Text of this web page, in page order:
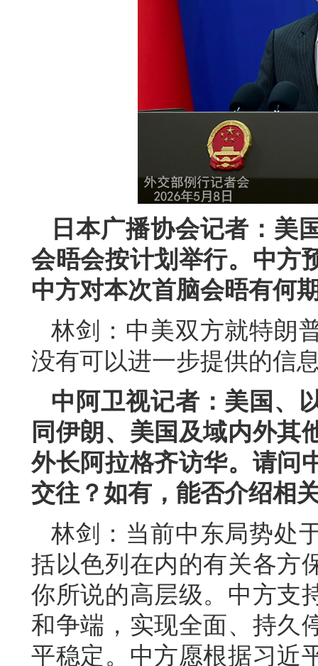
日本广播协会记者：美
会晤会按计划举行。中方
中方对本次首脑会晤有何
林剑：中美双方就特朗
没有可以进一步提供的信
中阿卫视记者：美国、
同伊朗、美国及域内外其
外长阿拉格齐访华。请问
交往？如有，能否介绍相
林剑：当前中东局势处
括以色列在内的有关各方
你所说的高层级。中方支
和争端，实现全面、持久
平稳定。中方愿根据习近